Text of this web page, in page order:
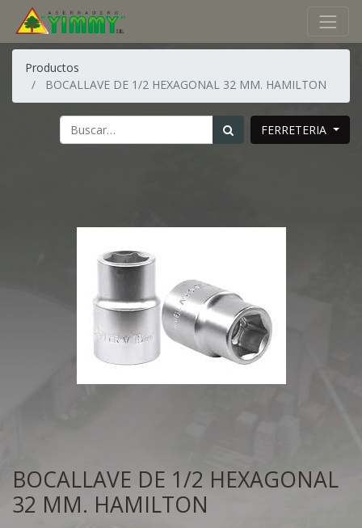
Productos
BOCALLAVE DE 1/2 HEXAGONAL 32 MM. HAMILTON
FERRETERIA
BOCALLAVE DE 1/2 HEXAGONAL
32 MM. HAMILTON